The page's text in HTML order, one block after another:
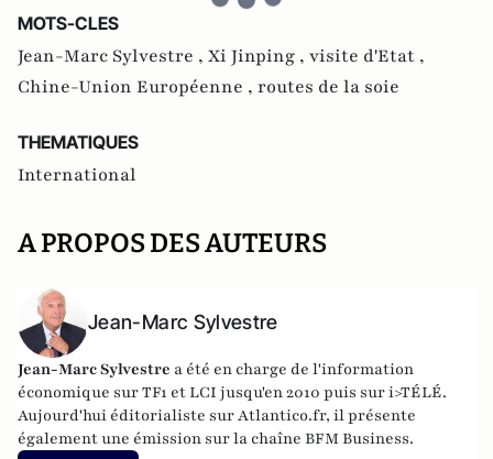
MOTS-CLES
Jean-Marc Sylvestre , Xi Jinping , visite d'Etat ,
Chine-Union Européenne , routes de la soie
THEMATIQUES
International
A PROPOS DES AUTEURS
Jean-Marc Sylvestre
Jean-Marc Sylvestre a été en charge de l'information
économique sur TF1 et LCI jusqu'en 2010 puis sur i>TÉLÉ.
Aujourd'hui éditorialiste sur Atlantico.fr, il présente
également une émission sur la chaîne BFM Business.